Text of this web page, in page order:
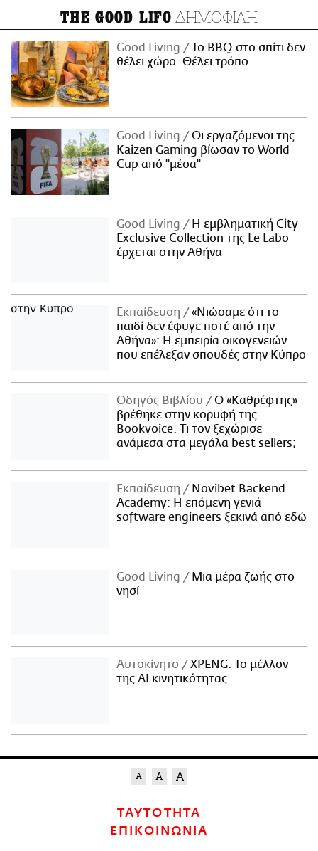
THE GOOD LIFO ΔΗΜΟΦΙΛΗ
Good Living
Το BBQ στο σπίτι δεν
θέλει χώρο. Θέλει τρόπο.
Good Living
Οι εργαζόμενοι της
Kaizen Gaming βίωσαν το World
Cup από "μέσα"
Good Living
Η εμβληματική City
Exclusive Collection της Le Labo
έρχεται στην Αθήνα
Εκπαίδευση
«Νιώσαμε ότι το
παιδί δεν έφυγε ποτέ από την
Αθήνα»: Η εμπειρία οικογενειών
που επέλεξαν σπουδές στην Κύπρο
Οδηγός Βιβλίου
Ο «Καθρέφτης»
βρέθηκε στην κορυφή της
Bookvoice. Τι τον ξεχώρισε
ανάμεσα στα μεγάλα best sellers;
Εκπαίδευση
Novibet Backend
Academy: Η επόμενη γενιά
software engineers ξεκινά από εδώ
Good Living
Μια μέρα ζωής στο
νησί
Αυτοκίνητο
XPENG: Το μέλλον
της AI κινητικότητας
ΤΑΥΤΟΤΗΤΑ
ΕΠΙΚΟΙΝΩΝΙΑ